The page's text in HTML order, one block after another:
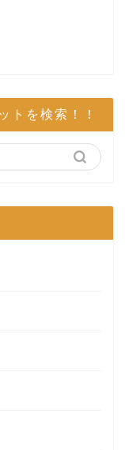
トを検索！！